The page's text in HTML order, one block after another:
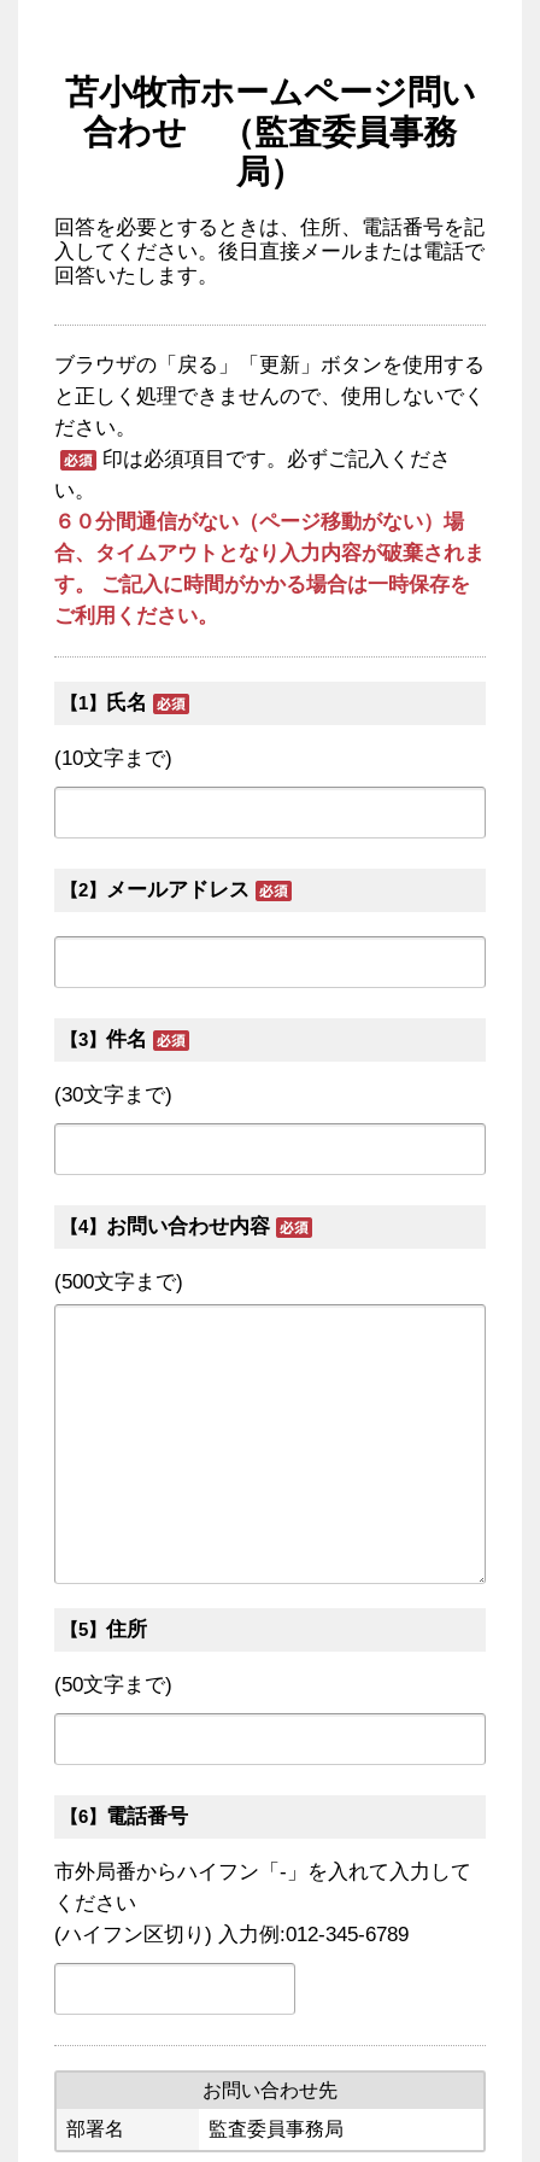
苫小牧市ホームページ問い
合わせ （監査委員事務
局）
回答を必要とするときは、住所、電話番号を記
入してください。後日直接メールまたは電話で
回答いたします。
ブラウザの「戻る」「更新」ボタンを使用する
と正しく処理できませんので、使用しないでく
ださい。
印は必須項目です。必ずご記入くださ
い。
６０分間通信がない（ページ移動がない）場
合、タイムアウトとなり入力内容が破棄されま
す。 ご記入に時間がかかる場合は一時保存を
ご利用ください。
【1】 氏名
(10文字まで)
【2】 メールアドレス
【3】 件名
(30文字まで)
【4】 お問い合わせ内容
(500文字まで)
【5】住所
(50文字まで)
【6】 電話番号
市外局番からハイフン「-」を入れて入力して
ください
(ハイフン区切り) 入力例:012-345-6789
お問い合わせ先
部署名
監査委員事務局